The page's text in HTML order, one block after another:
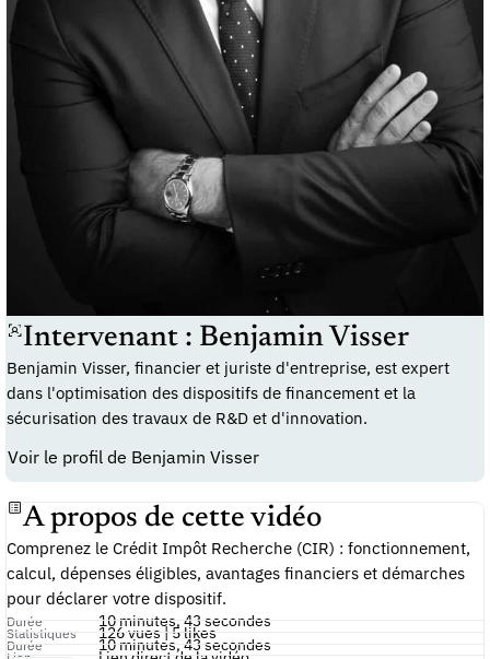
Intervenant : Benjamin Visser
Benjamin Visser, financier et juriste d'entreprise, est expert
dans l'optimisation des dispositifs de financement et la
sécurisation des travaux de R&D et d'innovation.
Voir le profil de Benjamin Visser
A propos de cette vidéo
Comprenez le Crédit Impôt Recherche (CIR) : fonctionnement,
calcul, dépenses éligibles, avantages financiers et démarches
pour déclarer votre dispositif.
Durée 10 minutes, 43 secondes
Statistiques 126 vues | 5 likes
Durée 10 minutes, 43 secondes